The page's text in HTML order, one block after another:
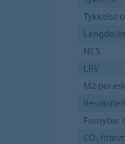
Tykkelse
Lengde/
NCS
LRV
M2 per
Fornybar
CO₂